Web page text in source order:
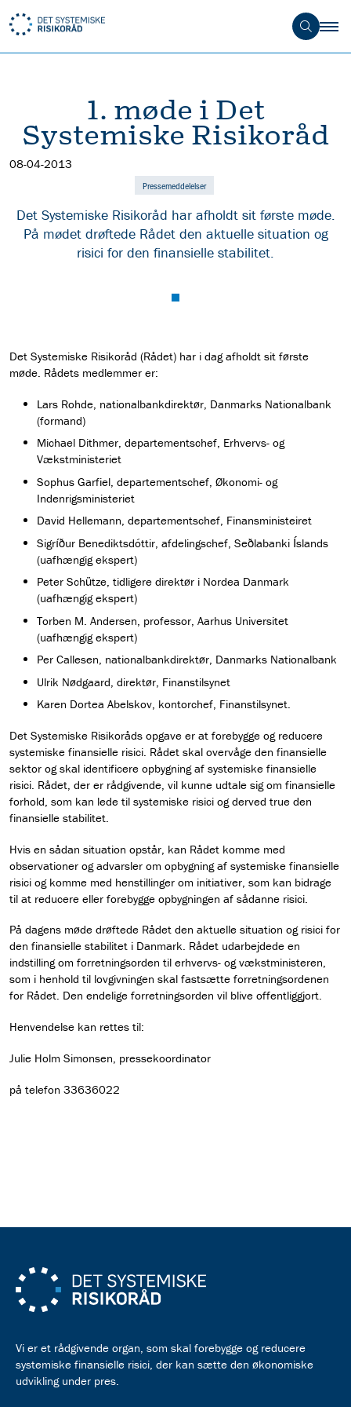
1. møde i Det
Systemiske Risikoråd
08-04-2013
Pressemeddelelser
Det Systemiske Risikoråd har afholdt sit første møde.
På mødet drøftede Rådet den aktuelle situation og
risici for den finansielle stabilitet.
Det Systemiske Risikoråd (Rådet) har i dag afholdt sit første
møde. Rådets medlemmer er:
Lars Rohde, nationalbankdirektør, Danmarks Nationalbank
(formand)
Michael Dithmer, departementschef, Erhvervs- og
Vækstministeriet
Sophus Garfiel, departementschef, Økonomi- og
Indenrigsministeriet
David Hellemann, departementschef, Finansministeiret
Sigríður Benediktsdóttir, afdelingschef, Seðlabanki Íslands
(uafhængig ekspert)
Peter Schütze, tidligere direktør i Nordea Danmark
(uafhængig ekspert)
Torben M. Andersen, professor, Aarhus Universitet
(uafhængig ekspert)
Per Callesen, nationalbankdirektør, Danmarks Nationalbank
Ulrik Nødgaard, direktør, Finanstilsynet
Karen Dortea Abelskov, kontorchef, Finanstilsynet.
Det Systemiske Risikoråds opgave er at forebygge og reducere
systemiske finansielle risici. Rådet skal overvåge den finansielle
sektor og skal identificere opbygning af systemiske finansielle
risici. Rådet, der er rådgivende, vil kunne udtale sig om finansielle
forhold, som kan lede til systemiske risici og derved true den
finansielle stabilitet.
Hvis en sådan situation opstår, kan Rådet komme med
observationer og advarsler om opbygning af systemiske finansielle
risici og komme med henstillinger om initiativer, som kan bidrage
til at reducere eller forebygge opbygningen af sådanne risici.
På dagens møde drøftede Rådet den aktuelle situation og risici for
den finansielle stabilitet i Danmark. Rådet udarbejdede en
indstilling om forretningsorden til erhvervs- og vækstministeren,
som i henhold til lovgivningen skal fastsætte forretningsordenen
for Rådet. Den endelige forretningsorden vil blive offentliggjort.
Henvendelse kan rettes til:
Julie Holm Simonsen, pressekoordinator
på telefon 33636022
Vi er et rådgivende organ, som skal forebygge og reducere
systemiske finansielle risici, der kan sætte den økonomiske
udvikling under pres.